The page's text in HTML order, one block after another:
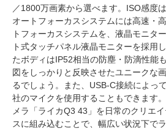
／1800万画素から選べます。ISO感度
オートフォーカスシステムには高速・
トフォーカスシステムを、液晶モニタ
ト式タッチパネル液晶モニターを採用
たボディはIP52相当の防塵・防滴性能
図をしっかりと反映させたユニークな
るでしょう。また、USB-C接続によっ
社のマイクを使用することもできます
メラ「ライカQ3 43」を日常のクリエ
スに組み込むことで、幅広い状況下で